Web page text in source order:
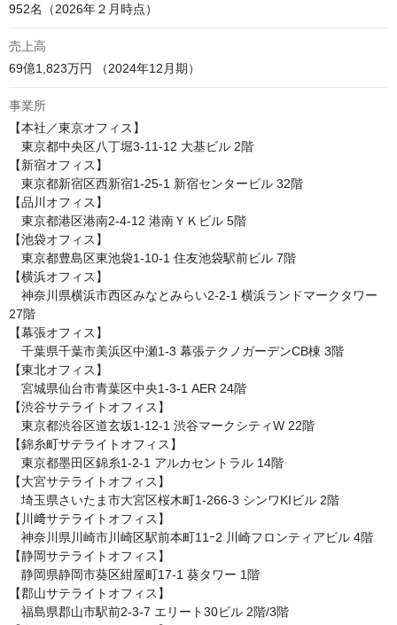
952名（2026年２月時点）
売上高
69億1,823万円 （2024年12月期）
事業所
【本社／東京オフィス】
東京都中央区八丁堀3‑11‑12 大基ビル 2階
【新宿オフィス】
東京都新宿区西新宿1-25-1 新宿センタービル 32階
【品川オフィス】
東京都港区港南2-4-12 港南ＹＫビル 5階
【池袋オフィス】
東京都豊島区東池袋1-10-1 住友池袋駅前ビル 7階
【横浜オフィス】
神奈川県横浜市西区みなとみらい2-2-1 横浜ランドマークタワー
27階
【幕張オフィス】
千葉県千葉市美浜区中瀬1-3 幕張テクノガーデンCB棟 3階
【東北オフィス】
宮城県仙台市青葉区中央1-3-1 AER 24階
【渋谷サテライトオフィス】
東京都渋谷区道玄坂1‑12‑1 渋谷マークシティW 22階
【錦糸町サテライトオフィス】
東京都墨田区錦糸1‑2‑1 アルカセントラル 14階
【大宮サテライトオフィス】
埼玉県さいたま市大宮区桜木町1-266-3 シンワKIビル 2階
【川﨑サテライトオフィス】
神奈川県川崎市川崎区駅前本町11ｰ2 川崎フロンティアビル 4階
【静岡サテライトオフィス】
静岡県静岡市葵区紺屋町17-1 葵タワー 1階
【郡山サテライトオフィス】
福島県郡山市駅前2-3-7 エリート30ビル 2階/3階